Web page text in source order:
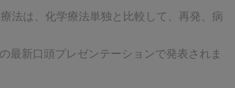
法は、化学療法単独と比較して、再発、病
最新口頭プレゼンテーションで発表されま